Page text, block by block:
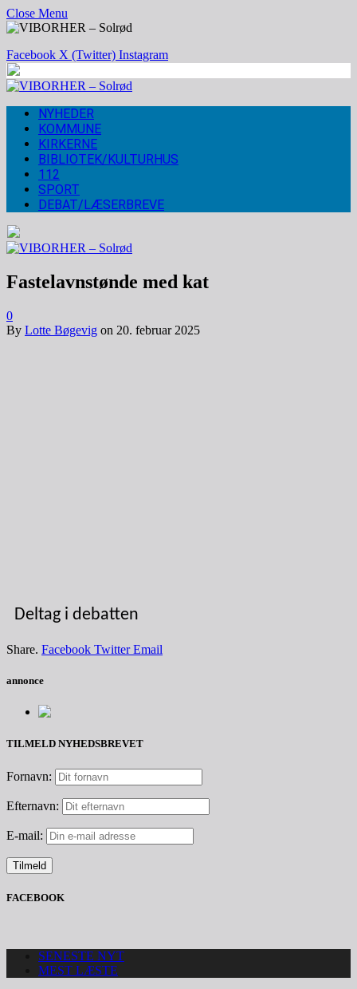
Close Menu
Facebook X (Twitter) Instagram
NYHEDER
KOMMUNE
KIRKERNE
BIBLIOTEK/KULTURHUS
112
SPORT
DEBAT/LÆSERBREVE
Fastelavnstønde med kat
0
By Lotte Bøgevig on 20. februar 2025
Deltag i debatten
Share. Facebook Twitter Email
annonce
TILMELD NYHEDSBREVET
Fornavn:
Efternavn:
E-mail:
FACEBOOK
SENESTE NYT
MEST LÆSTE